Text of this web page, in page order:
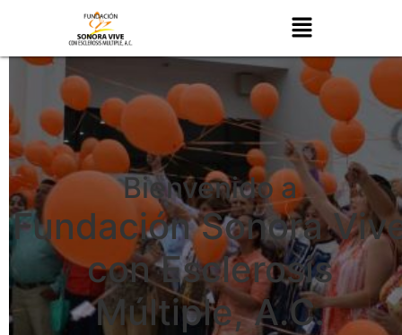
Bienvenido a
Fundación Sonora
con Esclerosis
Múltiple, A.C.